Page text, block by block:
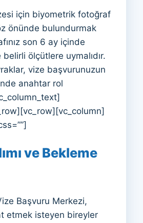
için biyometrik fotoğraf
önünde bulundurmak
son 6 ay içinde
ölçütlere uymalıdır.
vize başvurunuzun
anahtar rol
ve Bekleme
Başvuru Merkezi,
etmek isteyen bireyler